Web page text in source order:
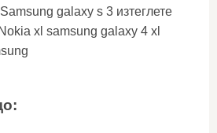
galaxy s 3 изтеглете
xl samsung galaxy 4 xl